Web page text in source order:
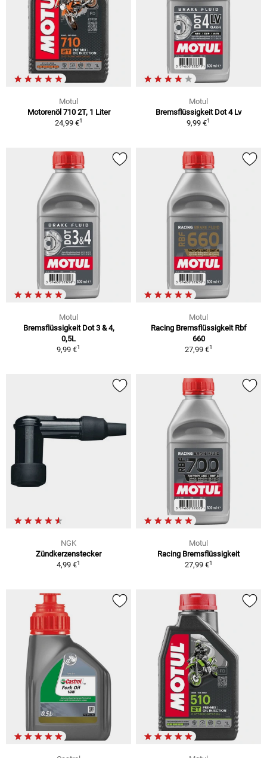
Motul
Motorenöl 710 2T, 1 Liter
24,99 €1
Motul
Bremsflüssigkeit Dot 4 Lv
9,99 €1
Motul
Bremsflüssigkeit Dot 3 & 4,
0,5L
9,99 €1
Motul
Racing Bremsflüssigkeit Rbf
660
27,99 €1
NGK
Zündkerzenstecker
4,99 €1
Motul
Racing Bremsflüssigkeit
27,99 €1